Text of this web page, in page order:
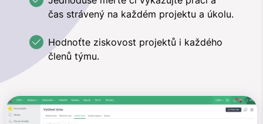
čas strávený na každém projektu a úkolu.
Hodnoťte ziskovost projektů i každého
členů týmu.